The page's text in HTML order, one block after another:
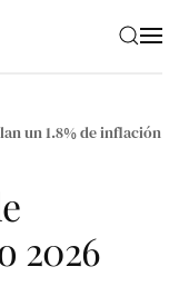
un 1.8% de inflación
2026